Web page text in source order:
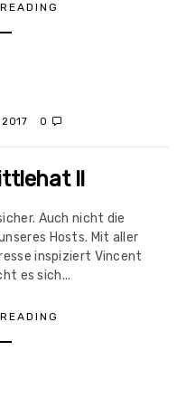
2017 0
II
Auch nicht die
Hosts. Mit aller
inspiziert Vincent
es sich...